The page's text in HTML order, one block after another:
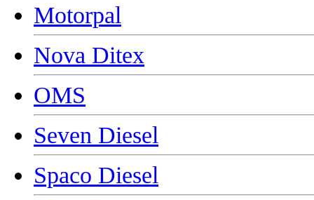
Motorpal
Nova Ditex
OMS
Seven Diesel
Spaco Diesel